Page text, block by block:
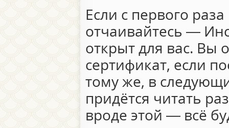
Если с первого
отчаивайтесь —
открыт для вас. Вы
сертификат, если
тому же, в
придётся читать
вроде этой — всё